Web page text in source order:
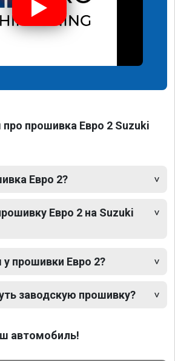
прошивка Евро 2 Suzuki
Евро 2?
Евро 2 на Suzuki
прошивки Евро 2?
заводскую прошивку?
автомобиль!